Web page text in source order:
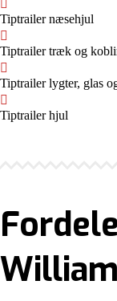
Tiptrailer næsehjul
Tiptrailer træk og
Tiptrailer lygter, glas
Tiptrailer hjul